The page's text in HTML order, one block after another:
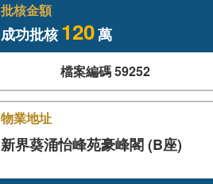
批核金額
成功批核120萬
檔案編碼 59252
物業地址
新界葵涌怡峰苑豪峰閣 (B座)